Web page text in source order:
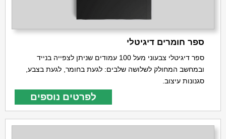
ספר חומרים דיגיטלי
ספר דיגיטלי צבעוני מעל 100 עמודים שניתן לצפייה בנייד
ובמחשב המחולק לשלושה שלבים: לגעת בחומר, לגעת בצבע,
סגנונות עיצוב.
לפרטים נוספים